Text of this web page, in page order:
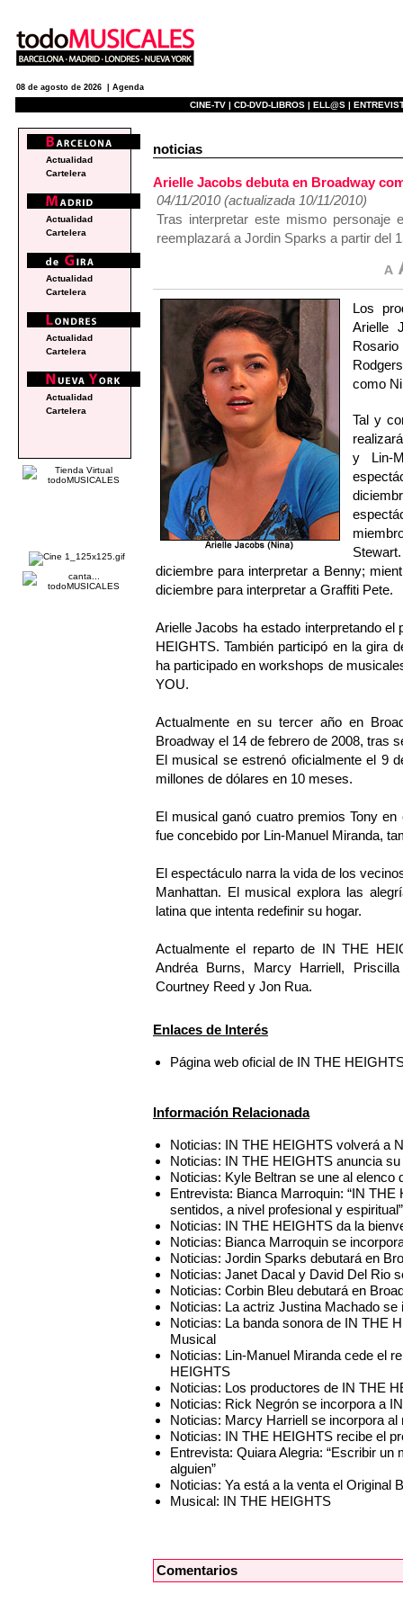
08 de agosto de 2026 | Agenda
CINE-TV | CD-DVD-LIBROS | ELL@S |
noticias
Arielle Jacobs debuta en Broadway
04/11/2010 (actualizada 10/11/2010)
Tras interpretar este mismo personaje
reemplazará a Jordin Sparks a partir del
Los
Arielle
como
Tal y
y Lin-
diciembre para interpretar a Benny;
diciembre para interpretar a Graffiti Pete.
Arielle Jacobs ha estado interpretando
HEIGHTS. También participó en la gira
ha participado en workshops de
YOU.
Actualmente en su tercer año en
Broadway el 14 de febrero de 2008, tras
El musical se estrenó oficialmente el 9
millones de dólares en 10 meses.
El musical ganó cuatro premios Tony
fue concebido por Lin-Manuel Miranda,
El espectáculo narra la vida de los
Manhattan. El musical explora las
latina que intenta redefinir su hogar.
Actualmente el reparto de IN THE
Andréa Burns, Marcy Harriell,
Courtney Reed y Jon Rua.
Enlaces de Interés
Página web oficial de IN THE
Información Relacionada
Noticias: IN THE HEIGHTS volverá a
Noticias: IN THE HEIGHTS anuncia
Noticias: Kyle Beltran se une al
Entrevista: Bianca Marroquin: “IN
sentidos, a nivel profesional y espiritual”
Noticias: IN THE HEIGHTS da la
Noticias: Bianca Marroquin se
Noticias: Jordin Sparks debutará en
Noticias: Janet Dacal y David Del Rio
Noticias: Corbin Bleu debutará en
Noticias: La actriz Justina Machado
Noticias: La banda sonora de IN THE
Musical
Noticias: Lin-Manuel Miranda cede el
HEIGHTS
Noticias: Los productores de IN THE
Noticias: Rick Negrón se incorpora a
Noticias: Marcy Harriell se incorpora
Noticias: IN THE HEIGHTS recibe el
Entrevista: Quiara Alegria: “Escribir
alguien”
Noticias: Ya está a la venta el Original
Musical: IN THE HEIGHTS
Comentarios
Actualidad
Cartelera
Actualidad
Cartelera
Actualidad
Cartelera
Actualidad
Cartelera
Actualidad
Cartelera